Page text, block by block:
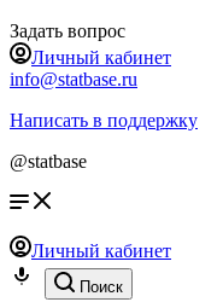
Задать вопрос
Личный кабинет
info@statbase.ru
Написать в поддержку
@statbase
Личный кабинет
Поиск